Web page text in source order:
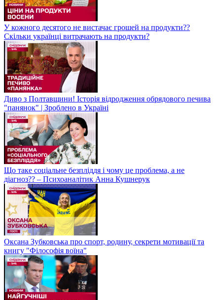
У кожного десятого не вистачає грошей на продукти??
Скільки українці витрачають на продукти?
Диво з Полтавщини! Історія відродження обрядового печива
"панянок" | Зроблено в Україні
Що таке соціальне безпліддя і чому це проблема, а не
діагноз?? – Психоаналітик Анна Кушнерук
Оксана Зубковська про спорт, родину, секрети мотивації та
книгу "Філософія воїна"